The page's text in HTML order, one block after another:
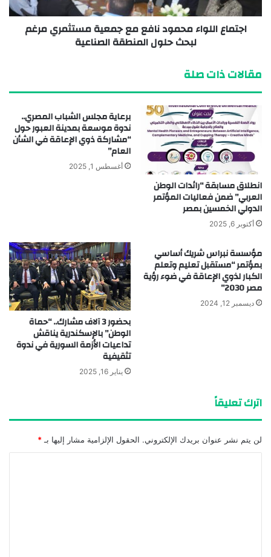
اجتماع اللواء محمود نافع مع جمعية مستثمري مرغم
لبحث حلول المنطقة الصناعية
مقالات ذات صلة
انطلاق مسابقة “رائدات الوطن
العربي” ضمن فعاليات المؤتمر
الدولي الخمسين بمصر
أكتوبر 6, 2025
برعاية مجلس الشباب المصري..
ندوة موسعة بمدينة العبور حول
“مشاركة ذوي الإعاقة في الشأن
العام”
أغسطس 1, 2025
مؤسسة نبراس شريك أساسي
بمؤتمر “مستقبل تعليم وتعلم
الكبار لذوي الإعاقة في ضوء رؤية
مصر 2030”
ديسمبر 12, 2024
بحضور 3 آلاف مشارك.. “حماة
الوطن” بالإسكندرية يناقش
تداعيات الأزمة السورية في ندوة
تثقيفية
يناير 16, 2025
اترك تعليقاً
لن يتم نشر عنوان بريدك الإلكتروني. الحقول الإلزامية مشار إليها بـ *